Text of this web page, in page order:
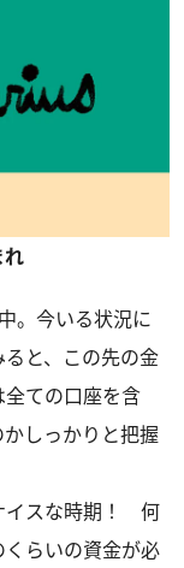
れ
。今いる状況に
と、この先の金
ての口座を含
しっかりと把握
イスな時期！ 何
らいの資金が必